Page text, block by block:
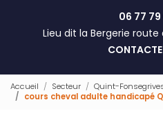
06 77
Lieu dit la Bergerie route
Accueil Secteur
Quint-
cours cheval adulte handicapé